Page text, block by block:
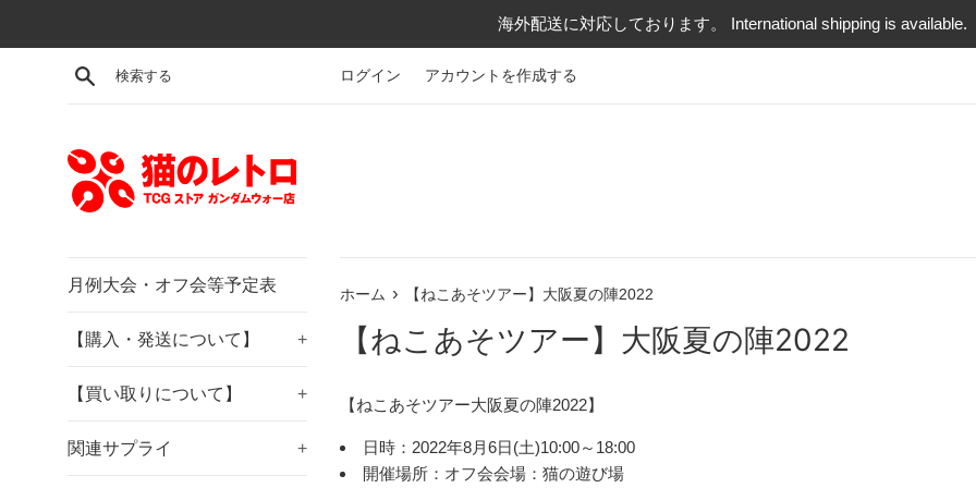
海外配送に対応しております。 International shipping is available.
検索する ログイン アカウントを作成する
月例大会・オフ会等予定表
【購入・発送について】 +
【買い取りについて】 +
関連サプライ +
ホーム › 【ねこあそツアー】大阪夏の陣2022
【ねこあそツアー】大阪夏の陣2022
【ねこあそツアー大阪夏の陣2022】
日時：2022年8月6日(土)10:00～18:00
開催場所：オフ会会場：猫の遊び場